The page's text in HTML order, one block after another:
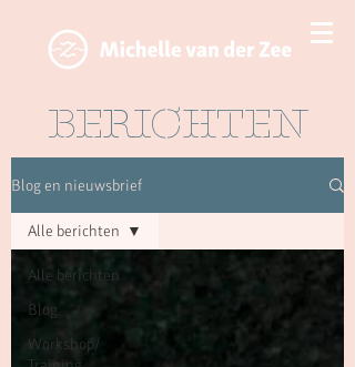
BERICHTEN
Blog en nieuwsbrief
Alle berichten
Blog
Workshop/
Alle berichten